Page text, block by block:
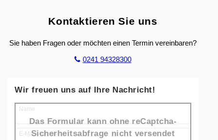
Kontaktieren Sie uns
Sie haben Fragen oder möchten einen Termin vereinbaren?
0241 94328300
Wir freuen uns auf Ihre Nachricht!
Name
E-Mail-Adresse
Das Formular kann ohne reCaptcha-
Sicherheitsabfrage nicht versendet